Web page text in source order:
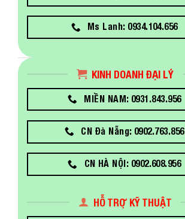
Ms Lanh: 0934.104.656
KINH DOANH ĐẠI LÝ
MIỀN NAM: 0931.843.956
CN Đà Nẵng: 0902.763.856
CN HÀ NỘI: 0902.608.956
HỖ TRỢ KỸ THUẬT